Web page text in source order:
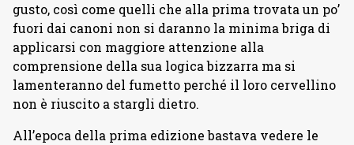
gusto, così come quelli che alla prima trovata un po’
fuori dai canoni non si daranno la minima briga di
applicarsi con maggiore attenzione alla
comprensione della sua logica bizzarra ma si
lamenteranno del fumetto perché il loro cervellino
non è riuscito a stargli dietro.
All’epoca della prima edizione bastava vedere le